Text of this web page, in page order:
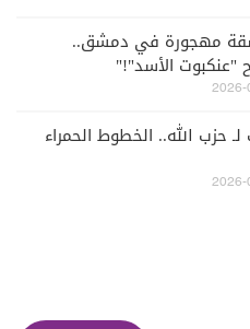
مهجورة في دمشق..
"عنكبوت الأسد"!"
حزب الله.. الخطوط الحمراء